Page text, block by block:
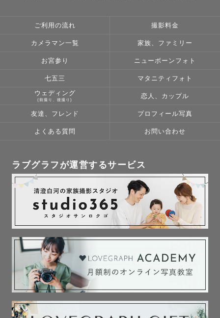
ご利用の流れ 撮影料金
カメラマン一覧 家族、ファミリー
お宮参り ニューボーンフォト
七五三 マタニティフォト
ウェディング
(前撮り、後撮り)
恋人、カップル
友達、フレンド プロフィール写真
よくある質問 お問い合わせ
ラブグラフが運営するサービス